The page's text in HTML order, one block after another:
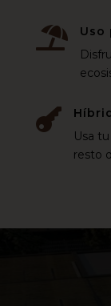

Uso

Usa
resto